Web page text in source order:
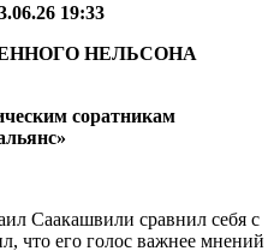
19:33
НЕЛЬСОНА
соратникам
Саакашвили сравнил себя с
что его голос важнее мнений